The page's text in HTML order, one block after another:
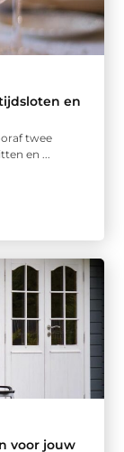
en
twee
en ...
voor jouw